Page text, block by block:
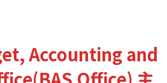
Accounting and